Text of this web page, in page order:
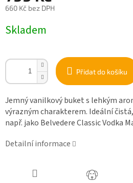
660 Kč bez DPH
cena:
Skladem
Přidat do košíku
Jemný vanilkový buket s lehkým
výrazným charakterem. Ideální
např. jako Belvedere Classic Vodka
Detailní informace